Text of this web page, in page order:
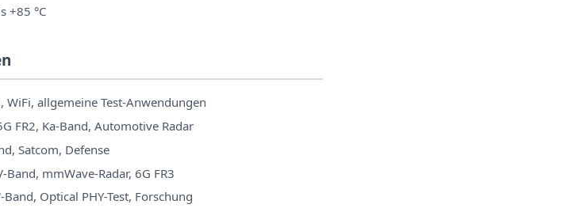
+85 °C
WiFi, allgemeine Test-Anwendungen
FR2, Ka-Band, Automotive Radar
Satcom, Defense
Band, mmWave-Radar, 6G FR3
Optical PHY-Test, Forschung